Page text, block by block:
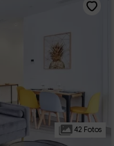
42 Fotos